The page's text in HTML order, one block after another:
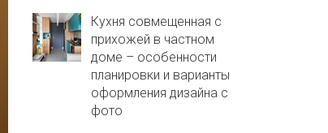
Кухня совмещенная с
прихожей в частном
доме – особенности
планировки и варианты
оформления дизайна с
фото